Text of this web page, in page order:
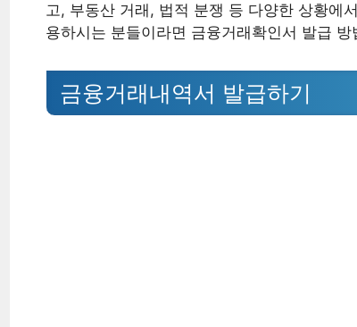
고, 부동산 거래, 법적 분쟁 등 다양한 상황에
용하시는 분들이라면 금융거래확인서 발급
금융거래내역서 발급하기